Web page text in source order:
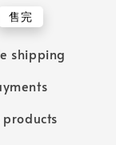
售完
shipping